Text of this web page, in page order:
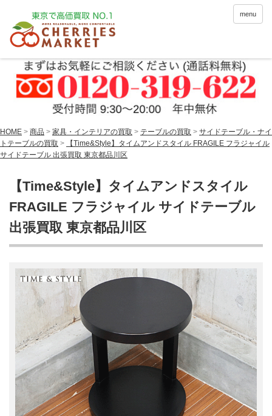
menu
HOME > 商品 > 家具・インテリアの買取 > テーブルの買取 > サイドテーブル・ナイ
トテーブルの買取 >
【Time&Style】タイムアンドスタイル FRAGILE フラジャイル
サイドテーブル 出張買取 東京都品川区
【Time&Style】タイムアンドスタイル
FRAGILE フラジャイル サイドテーブル
出張買取 東京都品川区